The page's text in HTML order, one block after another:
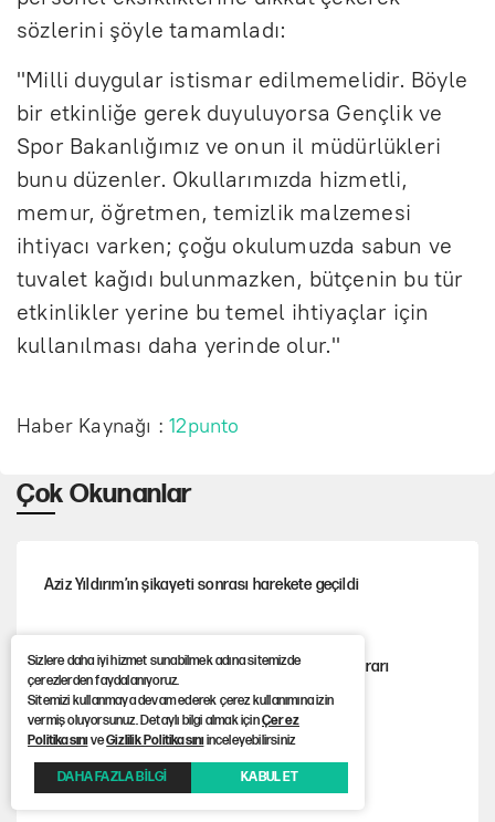
sözlerini şöyle tamamladı:
"Milli duygular istismar edilmemelidir. Böyle
bir etkinliğe gerek duyuluyorsa Gençlik ve
Spor Bakanlığımız ve onun il müdürlükleri
bunu düzenler. Okullarımızda hizmetli,
memur, öğretmen, temizlik malzemesi
ihtiyacı varken; çoğu okulumuzda sabun ve
tuvalet kağıdı bulunmazken, bütçenin bu tür
etkinlikler yerine bu temel ihtiyaçlar için
kullanılması daha yerinde olur."
Haber Kaynağı :12punto
Çok Okunanlar
Aziz Yıldırım’ın şikayeti sonrası harekete geçildi
Avcılar Belediye Başkanı Çaykara için tahliye kararı
Trump’tan sahnede Biden göndermesi
Sizlere daha iyi hizmet sunabilmek adına sitemizde
çerezlerden faydalanıyoruz.
Sitemizi kullanmaya devam ederek çerez kullanımına izin
vermiş oluyorsunuz. Detaylı bilgi almak içinÇerez
PolitikasınıveGizlilik Politikasınıinceleyebilirsiniz
DAHA FAZLA BİLGİ KABUL ET